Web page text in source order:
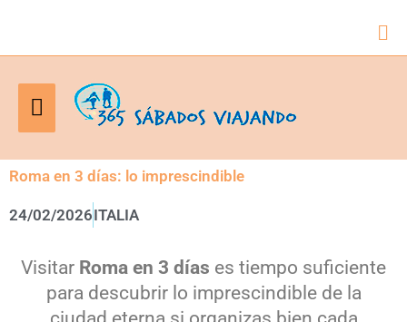
Menú
principal
Roma en 3 días: lo imprescindible
24/02/2026ITALIA
Visitar Roma en 3 días es tiempo suficiente
para descubrir lo imprescindible de la